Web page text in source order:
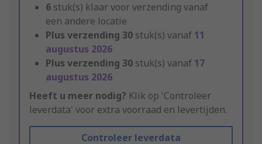
6 stuk(s) klaar voor verzending vanaf
een andere locatie
Plus verzending 30 stuk(s) vanaf 11
augustus 2026
Plus verzending 30 stuk(s) vanaf 17
augustus 2026
Heeft u meer nodig? Klik op 'Controleer
leverdata' voor extra voorraad en levertijden.
Controleer leverdata